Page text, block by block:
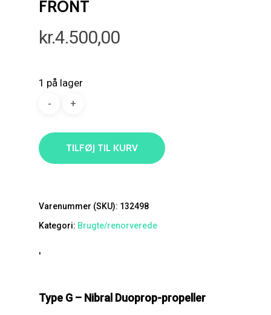
FRONT
kr.4.500,00
1 på lager
TILFØJ TIL KURV
Varenummer (SKU): 132498
Kategori: Brugte/renorverede
'
Type G – Nibral Duoprop-propeller